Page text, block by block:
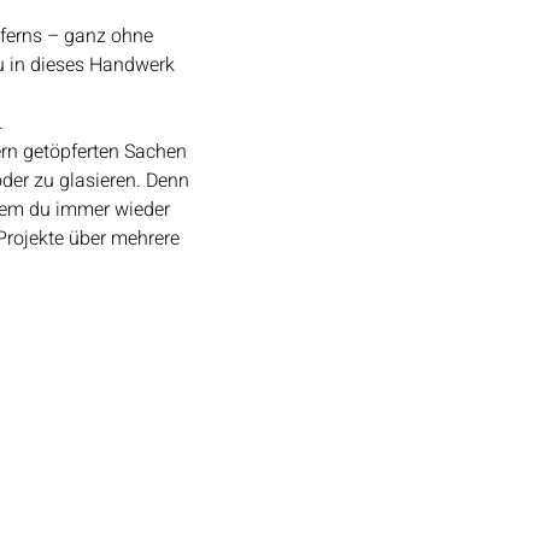
– ganz ohne
in dieses Handwerk
getöpferten Sachen
zu glasieren. Denn
du immer wieder
über mehrere